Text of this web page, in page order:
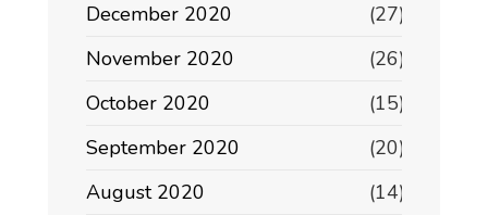
December 2020
(27)
November 2020
(26)
October 2020
(15)
September 2020
(20)
August 2020
(14)